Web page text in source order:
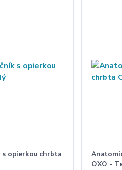
opierkou chrbta
OXO -